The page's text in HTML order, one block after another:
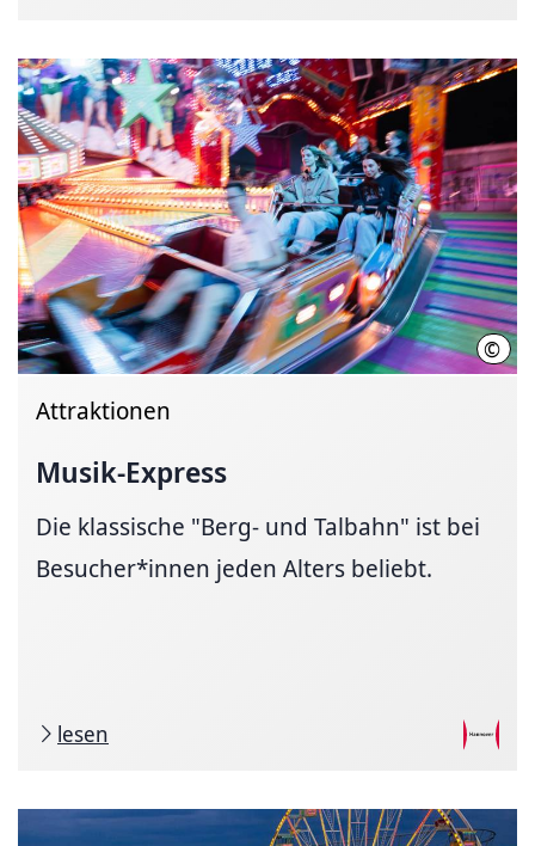
©
Attraktionen
Musik-Express
Die klassische "Berg- und Talbahn" ist bei
Besucher*innen jeden Alters beliebt.
lesen